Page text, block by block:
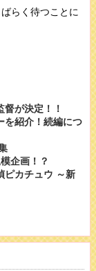
らく待つことに
が決定！！
を紹介！続編につ
企画！？
ピカチュウ ～新